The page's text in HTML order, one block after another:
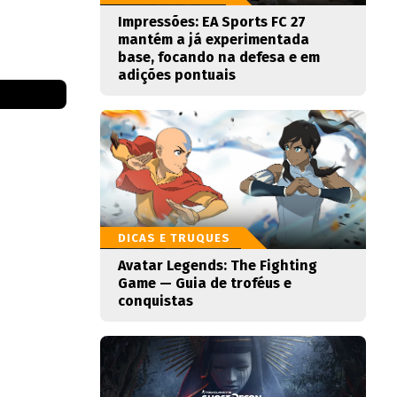
Impressões: EA Sports FC 27
mantém a já experimentada
base, focando na defesa e em
adições pontuais
DICAS E TRUQUES
Avatar Legends: The Fighting
Game — Guia de troféus e
conquistas